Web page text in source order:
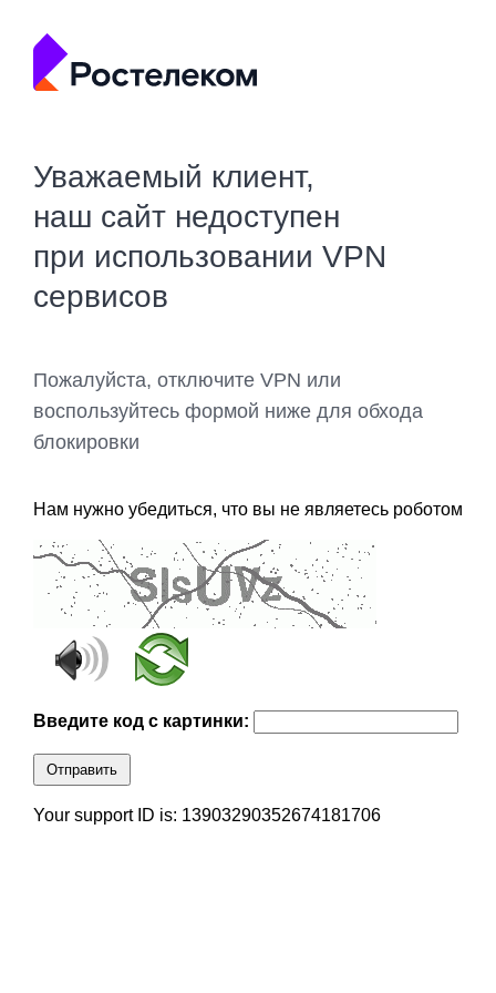
Уважаемый клиент,
наш сайт недоступен
при использовании VPN
сервисов
Пожалуйста, отключите VPN или
воспользуйтесь формой ниже для обхода
блокировки
Нам нужно убедиться, что вы не являетесь роботом
Введите код с картинки:
Отправить
Your support ID is: 13903290352674181706